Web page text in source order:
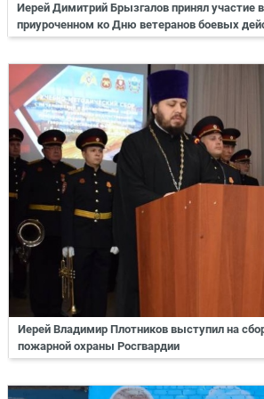
Иерей Димитрий Брызгалов принял участие
приуроченном ко Дню ветеранов боевых
Иерей Владимир Плотников выступил на
пожарной охраны Росгвардии